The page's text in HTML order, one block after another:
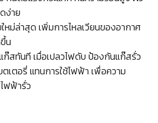
ง่าย
หม่ล่าสุด เพิ่มการไหลเวียนของอากาศ
น
สทันที เมื่อเปลวไฟดับ ป้องกันแก๊สรั่ว
เตอรี่ แทนการใช้ไฟฟ้า เพื่อความ
ฟฟ้ารั่ว